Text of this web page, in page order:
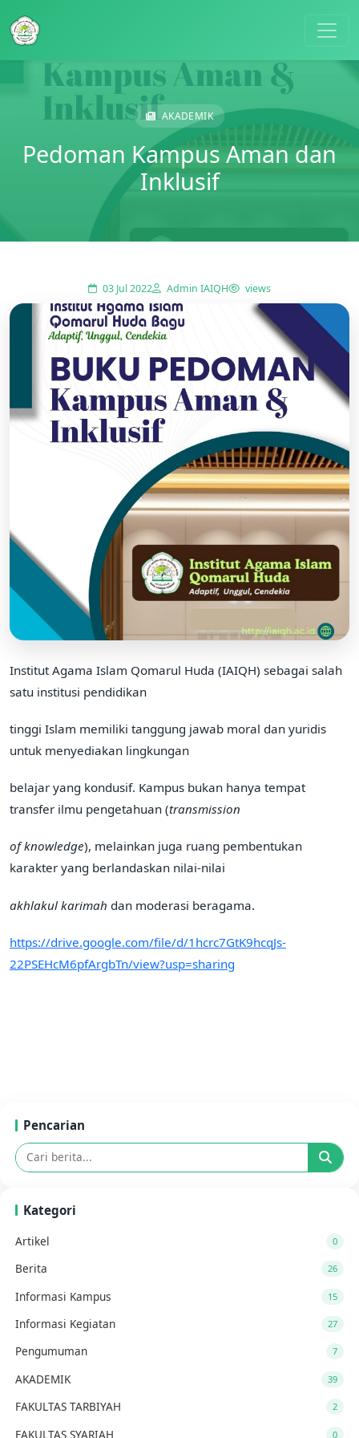
AKADEMIK
Pedoman Kampus Aman dan
Inklusif
03 Jul 2022 Admin IAIQH views
Institut Agama Islam Qomarul Huda (IAIQH) sebagai salah
satu institusi pendidikan
tinggi Islam memiliki tanggung jawab moral dan yuridis
untuk menyediakan lingkungan
belajar yang kondusif. Kampus bukan hanya tempat
transfer ilmu pengetahuan (transmission
of knowledge), melainkan juga ruang pembentukan
karakter yang berlandaskan nilai-nilai
akhlakul karimah dan moderasi beragama.
https://drive.google.com/file/d/1hcrc7GtK9hcqJs-
22PSEHcM6pfArgbTn/view?usp=sharing
Pencarian
Kategori
Artikel 0
Berita 26
Informasi Kampus 15
Informasi Kegiatan 27
Pengumuman 7
AKADEMIK 39
FAKULTAS TARBIYAH 2
FAKULTAS SYARIAH 0